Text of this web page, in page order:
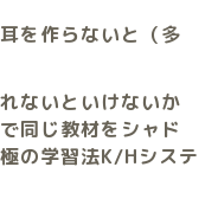
を作らないと（多
ないといけないか
同じ教材をシャド
の学習法K/Hシステ